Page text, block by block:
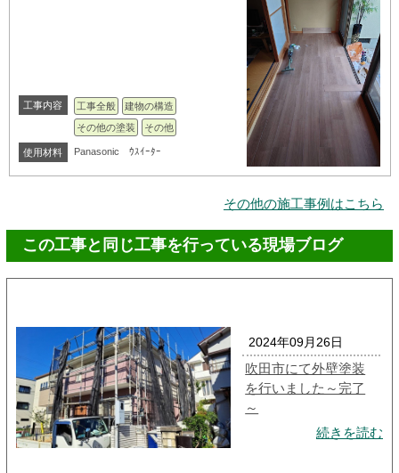
工事内容 工事全般
建物の構造
その他の塗装
その他
使用材料 Panasonic ｳｽｲｰﾀｰ
その他の施工事例はこちら
この工事と同じ工事を行っている現場ブログ
2024年09月26日
吹田市にて外壁塗装
を行いました～完了
～
続きを読む